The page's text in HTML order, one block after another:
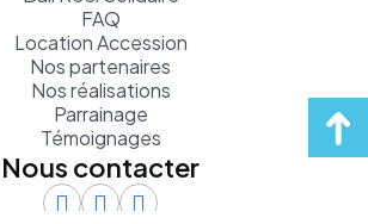
FAQ
Location Accession
Nos partenaires
Nos réalisations
Parrainage
Témoignages
Nous contacter